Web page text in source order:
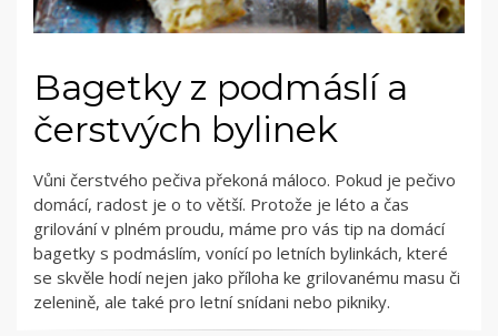
Bagetky z podmáslí a
čerstvých bylinek
Vůni čerstvého pečiva překoná máloco. Pokud je pečivo
domácí, radost je o to větší. Protože je léto a čas
grilování v plném proudu, máme pro vás tip na domácí
bagetky s podmáslím, vonící po letních bylinkách, které
se skvěle hodí nejen jako příloha ke grilovanému masu či
zelenině, ale také pro letní snídani nebo pikniky.